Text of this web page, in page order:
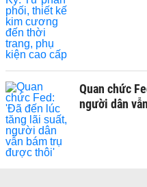
Quan chức
người dân